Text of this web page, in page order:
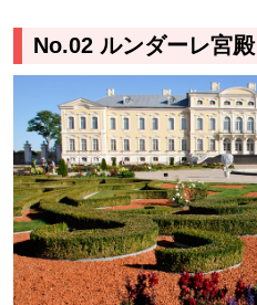
No.02 ルンダーレ宮殿